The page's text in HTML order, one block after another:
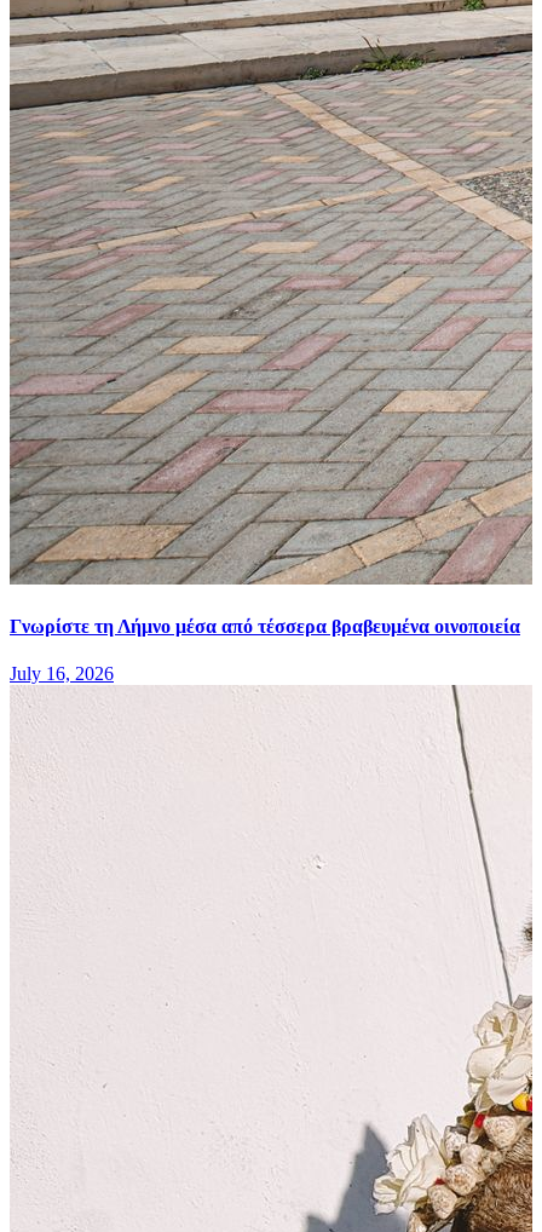
Γνωρίστε τη Λήμνο μέσα από τέσσερα βραβευμένα οινοποιεία
July 16, 2026